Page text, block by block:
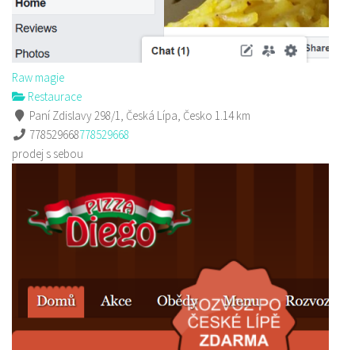
Raw magie
Restaurace
Paní Zdislavy 298/1, Česká Lípa, Česko 1.14 km
778529668778529668
prodej s sebou